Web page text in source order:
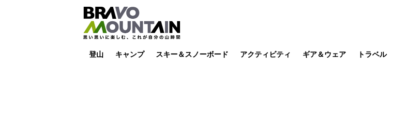
登山 キャンプ スキー＆スノーボード アクティビティ ギア＆ウェア トラベル